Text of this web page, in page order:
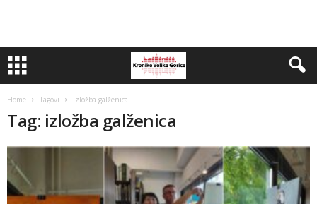
Home Tagovi Izložba galženica
Tag: izložba galženica